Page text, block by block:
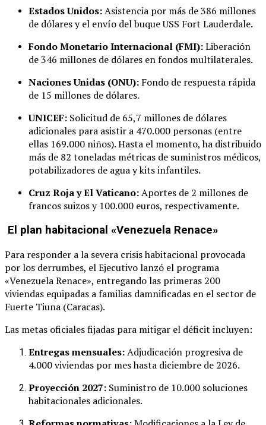
Estados Unidos:Asistencia por más de 386 millones
de dólares y el envío del buque USS Fort Lauderdale.
Fondo Monetario Internacional (FMI):Liberación
de 346 millones de dólares en fondos multilaterales.
Naciones Unidas (ONU): Fondo de respuesta rápida
de 15 millones de dólares.
UNICEF: Solicitud de 65,7 millones de dólares
adicionales para asistir a 470.000 personas (entre
ellas 169.000 niños). Hasta el momento, ha distribuido
más de 82 toneladas métricas de suministros médicos,
potabilizadores de agua y kits infantiles.
Cruz Roja y El Vaticano:Aportes de 2 millones de
francos suizos y 100.000 euros, respectivamente.
El plan habitacional «Venezuela Renace»
Para responder a la severa crisis habitacional provocada
por los derrumbes, el Ejecutivo lanzó el programa
«Venezuela Renace», entregando las primeras 200
viviendas equipadas a familias damnificadas en el sector de
Fuerte Tiuna (Caracas).
Las metas oficiales fijadas para mitigar el déficit incluyen:
Entregas mensuales:Adjudicación progresiva de
4.000 viviendas por mes hasta diciembre de 2026.
Proyección 2027: Suministro de 10.000 soluciones
habitacionales adicionales.